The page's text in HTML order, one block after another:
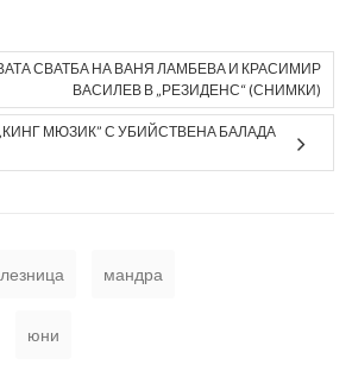
СВАТБА НА ВАНЯ ЛАМБЕВА И КРАСИМИР
ВАСИЛЕВ В „РЕЗИДЕНС“ (СНИМКИ)
МЮЗИК” С УБИЙСТВЕНА БАЛАДА
мандра
юни